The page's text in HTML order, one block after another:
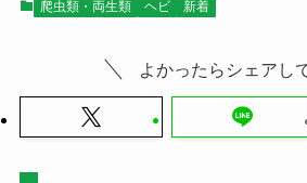
爬虫類・両生類 ヘビ 新着
よかったらシェアし